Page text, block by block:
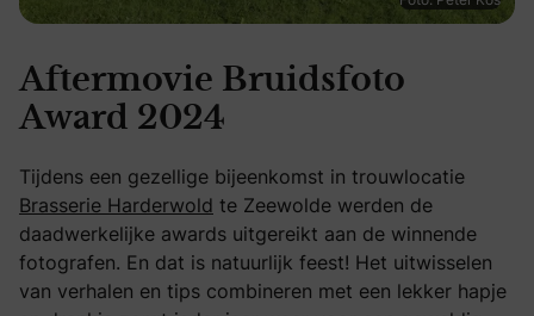
Aftermovie Bruidsfoto
Award 2024
Tijdens een gezellige bijeenkomst in trouwlocatie
Brasserie Harderwold te Zeewolde werden de
daadwerkelijke awards uitgereikt aan de winnende
fotografen. En dat is natuurlijk feest! Het uitwisselen
van verhalen en tips combineren met een lekker hapje